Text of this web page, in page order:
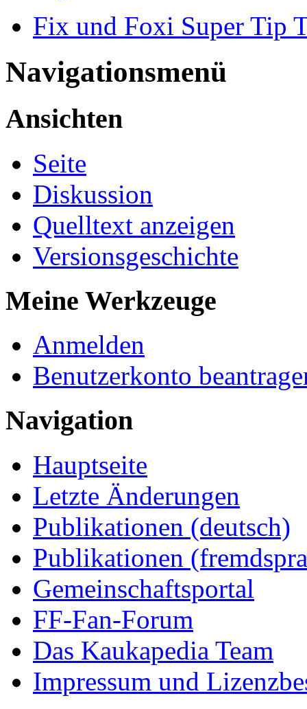
Fix und Foxi Super Tip
Navigationsmenü
Ansichten
Seite
Diskussion
Quelltext anzeigen
Versionsgeschichte
Meine Werkzeuge
Anmelden
Benutzerkonto
Navigation
Hauptseite
Letzte Änderungen
Publikationen (deutsch)
Publikationen
Gemeinschaftsportal
FF-Fan-Forum
Das Kaukapedia Team
Impressum und